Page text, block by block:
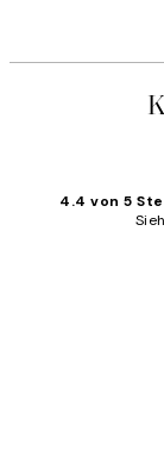
4.4 von 5